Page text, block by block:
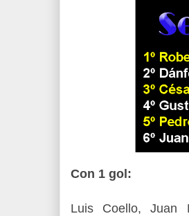
Con 1 gol:
Luis Coello, Juan